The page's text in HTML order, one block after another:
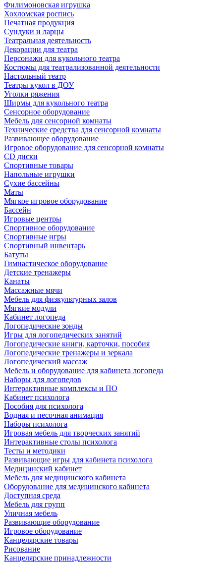
Филимоновская игрушка
Хохломская роспись
Печатная продукция
Сундуки и ларцы
Театральная деятельность
Декорации для театра
Персонажи для кукольного театра
Костюмы для театрализованной деятельности
Настольный театр
Театры кукол в ДОУ
Уголки ряжения
Ширмы для кукольного театра
Сенсорное оборудование
Мебель для сенсорной комнаты
Технические средства для сенсорной комнаты
Развивающее оборудование
Игровое оборудование для сенсорной комнаты
CD диски
Спортивные товары
Напольные игрушки
Сухие бассейны
Маты
Мягкое игровое оборудование
Бассейн
Игровые центры
Спортивное оборудование
Спортивные игры
Спортивный инвентарь
Батуты
Гимнастическое оборудование
Детские тренажеры
Канаты
Массажные мячи
Мебель для физкультурных залов
Мягкие модули
Кабинет логопеда
Логопедические зонды
Игры для логопедических занятий
Логопедические книги, карточки, пособия
Логопедические тренажеры и зеркала
Логопедический массаж
Мебель и оборудование для кабинета логопеда
Наборы для логопедов
Интерактивные комплексы и ПО
Кабинет психолога
Пособия для психолога
Водная и песочная анимация
Наборы психолога
Игровая мебель для творческих занятий
Интерактивные столы психолога
Тесты и методики
Развивающие игры для кабинета психолога
Медицинский кабинет
Мебель для медицинского кабинета
Оборудование для медицинского кабинета
Доступная среда
Мебель для групп
Уличная мебель
Развивающие оборудование
Игровое оборудование
Канцелярские товары
Рисование
Канцелярские принадлежности